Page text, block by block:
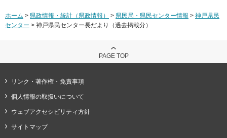
ホーム > 県政情報・統計（県政情報） > 県民局・県民センター情報 > 神戸県民
センター > 神戸県民センター長だより（過去掲載分）
PAGE TOP
リンク・著作権・免責事項
個人情報の取扱いについて
ウェブアクセシビリティ方針
サイトマップ